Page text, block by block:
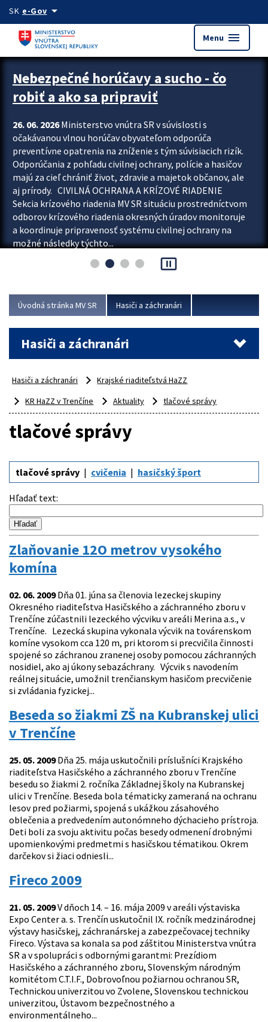
Preskocit na hlavný obsah
SK e-Govarrow_drop_down
Menu menu
Zastavit automatický posun upútavok
Nebezpečné horúčavy a sucho - čo
robiť a ako sa pripraviť
26. 06. 2026Ministerstvo vnútra SR v súvislosti s
očakávanou vlnou horúčav obyvateľom odporúča
preventívne opatrenia na zníženie s tým súvisiacich rizík.
Odporúčania z pohľadu civilnej ochrany, polície a hasičov
majú za cieľ chrániť život, zdravie a majetok občanov, ale
aj prírody. CIVILNÁ OCHRANA A KRÍZOVÉ RIADENIE
Sekcia krízového riadenia MV SR situáciu prostredníctvom
odborov krízového riadenia okresných úradov monitoruje
a koordinuje pripravenosť systému civilnej ochrany na
možné následky týchto...
pause_presentation
Úvodná stránka MV SR Hasiči a záchranári
Hasiči a záchranári
Hasiči a záchranári
Krajské riaditeľstvá HaZZ
KR HaZZ v Trenčíne
Aktuality tlačové správy
tlačové správy
tlačové správy cvičenia hasičský šport
Hľadať text:
Zlaňovanie 12O metrov vysokého
komína
02. 06. 2009Dňa 01. júna sa členovia lezeckej skupiny
Okresného riaditeľstva Hasičského a záchranného zboru v
Trenčíne zúčastnili lezeckého výcviku v areáli Merina a.s., v
Trenčíne. Lezecká skupina vykonala výcvik na továrenskom
komíne vysokom cca 120 m, pri ktorom si precvičila činnosti
spojené so záchranou zranenej osoby pomocou záchranných
nosidiel, ako aj úkony sebazáchrany. Výcvik s navodením
reálnej situácie, umožnil trenčianskym hasičom precvičenie
si zvládania fyzickej...
Beseda so žiakmi ZŠ na Kubranskej ulici
v Trenčíne
25. 05. 2009Dňa 25. mája uskutočnili príslušníci Krajského
riaditeľstva Hasičského a záchranného zboru v Trenčíne
besedu so žiakmi 2. ročníka Základnej školy na Kubranskej
ulici v Trenčíne. Beseda bola tématicky zameraná na ochranu
lesov pred požiarmi, spojená s ukážkou zásahového
oblečenia a predvedením autonómneho dýchacieho prístroja.
Deti boli za svoju aktivitu počas besedy odmenení drobnými
upomienkovými predmetmi s hasičskou tématikou. Okrem
darčekov si žiaci odniesli...
Fireco 2009
21. 05. 2009V dňoch 14. – 16. mája 2009 v areáli výstaviska
Expo Center a. s. Trenčín uskutočnil IX. ročník medzinárodnej
výstavy hasičskej, záchranárskej a zabezpečovacej techniky
Fireco. Výstava sa konala sa pod záštitou Ministerstva vnútra
SR a v spolupráci s odbornými garantmi: Prezídiom
Hasičského a záchranného zboru, Slovenským národným
komitétom C.T.I.F., Dobrovoľnou požiarnou ochranou SR,
Technickou univerzitou vo Zvolene, Slovenskou technickou
univerzitou, Ústavom bezpečnostného a
environmentálneho...